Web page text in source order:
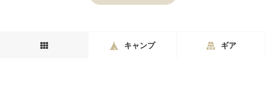
キャンプ ギア